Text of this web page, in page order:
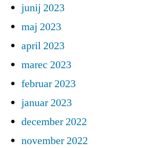
junij 2023
maj 2023
april 2023
marec 2023
februar 2023
januar 2023
december 2022
november 2022